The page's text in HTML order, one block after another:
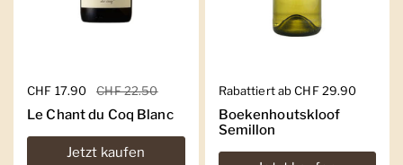
Regulärer Preis
CHF 17.90 Sale-Preis
CHF 22.50
Le Chant du Coq Blanc
Jetzt kaufen
Regulärer Preis
Rabattiert ab CHF 29.90
Boekenhoutskloof
Semillon